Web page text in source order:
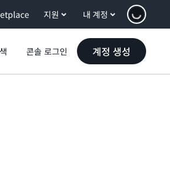
지원 내 계정
콘솔 로그인 계정 생성